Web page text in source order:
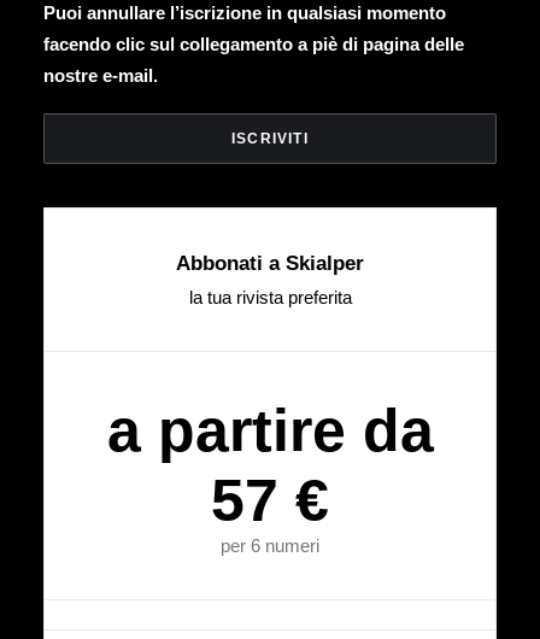
Puoi annullare l’iscrizione in qualsiasi momento
facendo clic sul collegamento a piè di pagina delle
nostre e-mail.
Abbonati a Skialper
la tua rivista preferita
a partire da
57 €
per 6 numeri